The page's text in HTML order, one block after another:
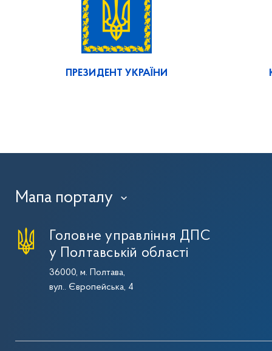
ПРЕЗИДЕНТ УКРАЇНИ
Мапа порталу ›
Головне управління ДПС
у Полтавській області
36000, м. Полтава,
вул.. Європейська, 4